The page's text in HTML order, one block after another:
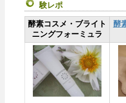
験レポ
酵素コスメ・ブライト
ニングフォーミュラ
酵